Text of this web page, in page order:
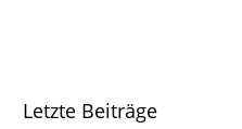
Letzte Beiträge